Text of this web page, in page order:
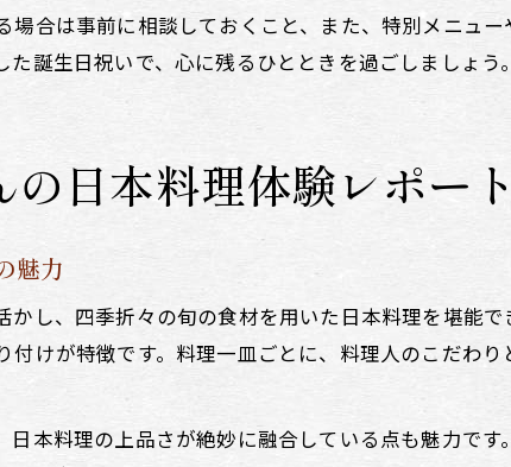
合は事前に相談しておくこと、また、特別メニュー
誕生日祝いで、心に残るひとときを過ごしましょう。
日本料理体験レポート
魅力
し、四季折々の旬の食材を用いた日本料理を堪能
けが特徴です。料理一皿ごとに、料理人のこだわ
本料理の上品さが絶妙に融合している点も魅力で